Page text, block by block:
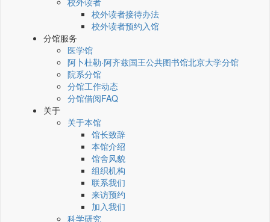
校外读者接待办法
校外读者预约入馆
分馆服务
医学馆
阿卜杜勒·阿齐兹国王公共图书馆北京大学分馆
院系分馆
分馆工作动态
分馆借阅FAQ
关于
关于本馆
馆长致辞
本馆介绍
馆舍风貌
组织机构
联系我们
来访预约
加入我们
科学研究